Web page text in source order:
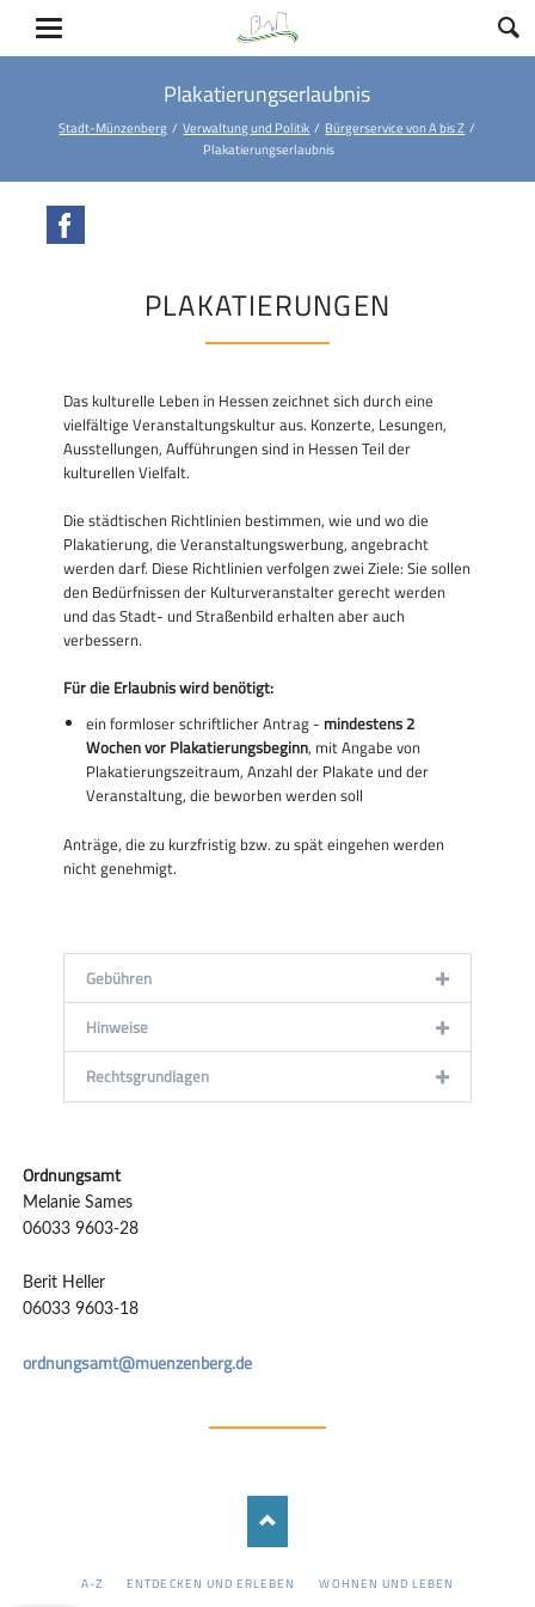
Plakatierungserlaubnis
Stadt-Münzenberg Verwaltung und Politik
Bürgerservice von A bis Z
Plakatierungserlaubnis
PLAKATIERUNGEN
Das kulturelle Leben in Hessen zeichnet sich durch eine
vielfältige Veranstaltungskultur aus. Konzerte, Lesungen,
Ausstellungen, Aufführungen sind in Hessen Teil der
kulturellen Vielfalt.
Die städtischen Richtlinien bestimmen, wie und wo die
Plakatierung, die Veranstaltungswerbung, angebracht
werden darf. Diese Richtlinien verfolgen zwei Ziele: Sie sollen
den Bedürfnissen der Kulturveranstalter gerecht werden
und das Stadt- und Straßenbild erhalten aber auch
verbessern.
Für die Erlaubnis wird benötigt:
ein formloser schriftlicher Antrag - mindestens 2
Wochen vor Plakatierungsbeginn, mit Angabe von
Plakatierungszeitraum, Anzahl der Plakate und der
Veranstaltung, die beworben werden soll
Anträge, die zu kurzfristig bzw. zu spät eingehen werden
nicht genehmigt.
Gebühren
Hinweise
Rechtsgrundlagen
Ordnungsamt
Melanie Sames
06033 9603-28
Berit Heller
06033 9603-18
ordnungsamt@muenzenberg.de
NAVIGATION
A-Z ENTDECKEN UND ERLEBEN
WOHNEN UND LEBEN